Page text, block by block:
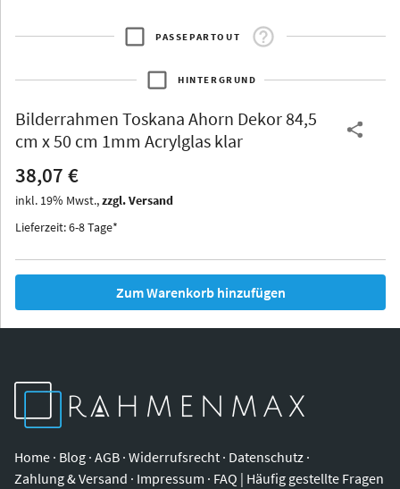
Thurgau
Iowa
PASSEPARTOUT
HINTERGRUND
Bilderrahmen Toskana Ahorn Dekor 84,5
cm x 50 cm 1mm Acrylglas klar
38,07 €
inkl. 19% Mwst.,zzgl. Versand
Lieferzeit: 6-8 Tage*
Zum Warenkorb hinzufügen
Home · Blog · AGB · Widerrufsrecht · Datenschutz ·
Zahlung & Versand · Impressum · FAQ | Häufig gestellte Fragen